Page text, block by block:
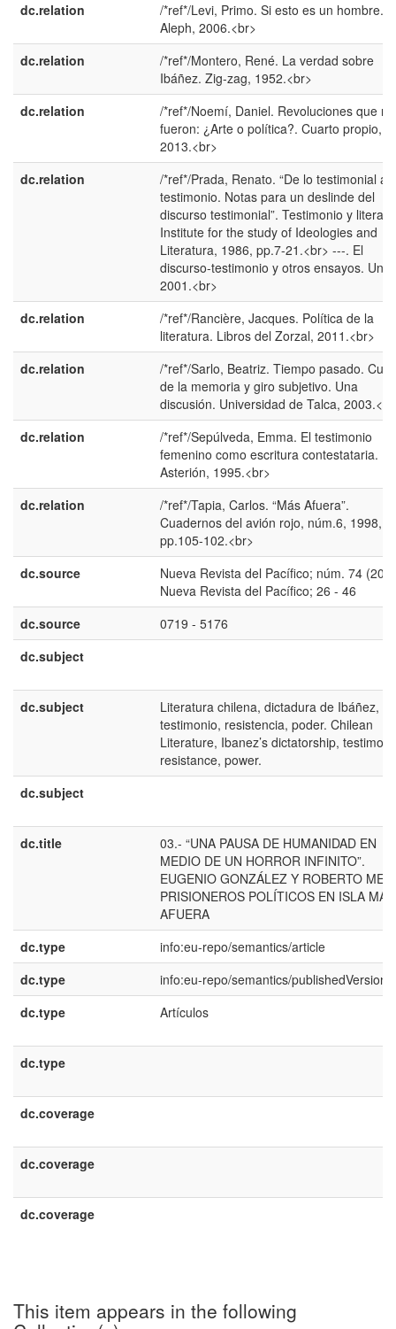
dc.relation
/*ref*/Levi, Primo. Si esto es un hombre.
Aleph, 2006.<br>
dc.relation
/*ref*/Montero, René. La verdad sobre
Ibáñez. Zig-zag, 1952.<br>
dc.relation
/*ref*/Noemí, Daniel. Revoluciones que no
fueron: ¿Arte o política?. Cuarto propio,
2013.<br>
dc.relation
/*ref*/Prada, Renato. “De lo testimonial al
testimonio. Notas para un deslinde del
discurso testimonial”. Testimonio y
Institute for the study of Ideologies and
Literatura, 1986, pp.7-21.<br> ---. El
discurso-testimonio y otros ensayos.
2001.<br>
dc.relation
/*ref*/Rancière, Jacques. Política de la
literatura. Libros del Zorzal, 2011.<br>
dc.relation
/*ref*/Sarlo, Beatriz. Tiempo pasado.
de la memoria y giro subjetivo. Una
discusión. Universidad de Talca,
dc.relation
/*ref*/Sepúlveda, Emma. El testimonio
femenino como escritura contestataria.
Asterión, 1995.<br>
dc.relation
/*ref*/Tapia, Carlos. “Más Afuera”.
Cuadernos del avión rojo, núm.6, 1998,
pp.105-102.<br>
dc.source
Nueva Revista del Pacífico; núm. 74
Nueva Revista del Pacífico; 26 - 46
dc.source
0719 - 5176
dc.subject
dc.subject
Literatura chilena, dictadura de Ibáñez,
testimonio, resistencia, poder. Chilean
Literature, Ibanez’s dictatorship,
resistance, power.
dc.subject
dc.title
03.- “UNA PAUSA DE HUMANIDAD EN
MEDIO DE UN HORROR INFINITO”.
EUGENIO GONZÁLEZ Y ROBERTO
PRISIONEROS POLÍTICOS EN ISLA MÁS
AFUERA
dc.type
info:eu-repo/semantics/article
dc.type
info:eu-repo/semantics/publishedVersion
dc.type
Artículos
dc.type
dc.coverage
dc.coverage
dc.coverage
This item appears in the following